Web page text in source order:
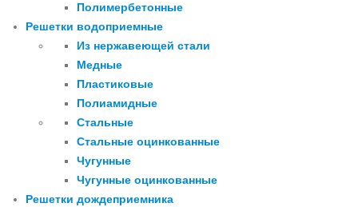
Полимербетонные
Решетки водоприемные
Из нержавеющей стали
Медные
Пластиковые
Полиамидные
Стальные
Стальные оцинкованные
Чугунные
Чугунные оцинкованные
Решетки дождеприемника